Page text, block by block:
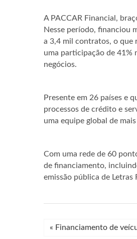
A PACCAR Financial,
Nesse período, financiou
a 3,4 mil contratos, o que
uma participação de 41%
negócios.
Presente em 26 países e
processos de crédito e
uma equipe global de
Com uma rede de 60
de financiamento,
emissão pública de
« Financiamento de